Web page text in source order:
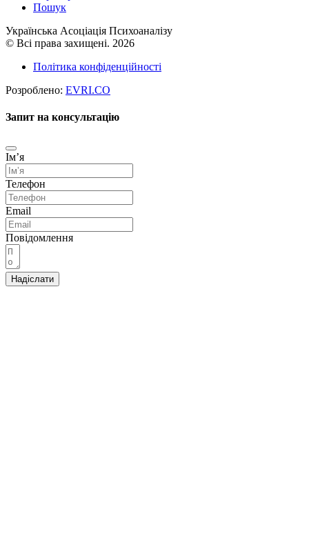
Пошук
Українська Асоціація Психоаналізу
© Всі права захищені. 2026
Політика конфіденційності
Розроблено: EVRI.CO
Запит на консультацію
Імʼя
Телефон
Email
Повідомлення
Надіслати